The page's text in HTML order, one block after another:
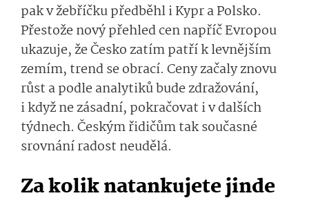
pak v žebříčku předběhl i Kypr a Polsko.
Přestože nový přehled cen napříč Evropou
ukazuje, že Česko zatím patří k levnějším
zemím, trend se obrací. Ceny začaly znovu
růst a podle analytiků bude zdražování,
i když ne zásadní, pokračovat i v dalších
týdnech. Českým řidičům tak současné
srovnání radost neudělá.
Za kolik natankujete jinde